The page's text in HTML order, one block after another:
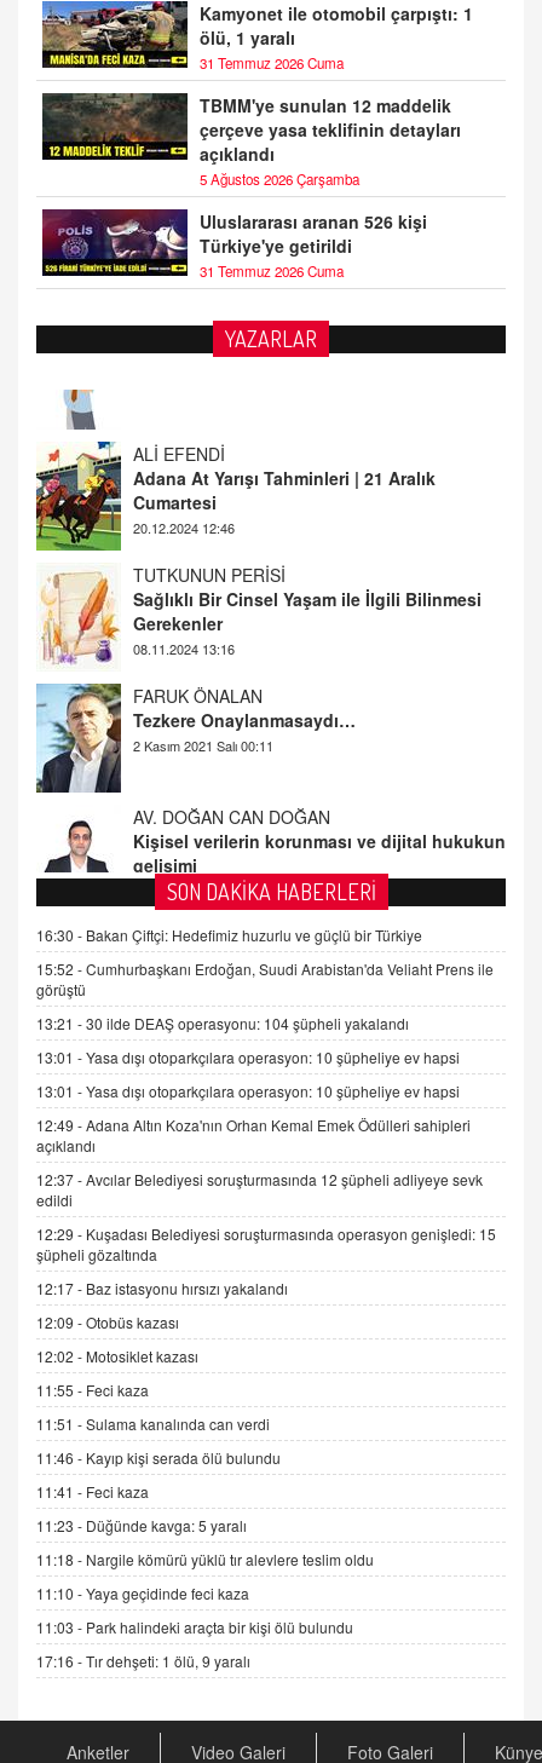
Kamyonet ile otomobil çarpıştı: 1
ölü, 1 yaralı
31 Temmuz 2026 Cuma
TBMM'ye sunulan 12 maddelik
çerçeve yasa teklifinin detayları
açıklandı
5 Ağustos 2026 Çarşamba
Uluslararası aranan 526 kişi
Türkiye'ye getirildi
31 Temmuz 2026 Cuma
YAZARLAR
Cumartesi
20.12.2024 12:46
TUTKUNUN PERİSİ
Gerekenler
08.11.2024 13:16
FARUK ÖNALAN
2 Kasım 2021 Salı 00:11
gelişimi
15.09.2025 16:17
SEHER EREK
Kış Ayları Geldi, Hangi Önlemler Alınmalı?
9.12.2025 10:11
İNCİ GÜL AKÖL
Trump Keşke Adana'yı da Ziyaret Etse...
06.07.2026 13:00
ADEM AKÖL
Sednaya
DR. EKREM ASLAN
Gerçek Ne, Algı Ne? "Beraber Yürüyoruz"
Cümlesinin Peşinden
19.07.2025 12:45
GÖNÜL MENEKŞE
Şifacının Yolu
04.11.2025 12:56
AV. RÜMEYSA ÖZKALE
Kira Uyuşmazlıklarında Dava Açmadan Önce
Arabulucuya Başvuru Şartı
23.09.2023 16:30
CAN UĞURATEŞ
Değişen yapısıyla Suriye
16.12.2024 14:16
GÜNLÜK BURÇ YORUMU
Günlük Burç Yorumu | 22 Kasım 2024: Koç,
SON DAKİKA HABERLERİ
16:30 - Bakan Çiftçi: Hedefimiz huzurlu ve güçlü bir Türkiye
15:52 -Cumhurbaşkanı Erdoğan, Suudi Arabistan'da Veliaht Prens ile
görüştü
13:21 -30 ilde DEAŞ operasyonu: 104 şüpheli yakalandı
13:01 -Yasa dışı otoparkçılara operasyon: 10 şüpheliye ev hapsi
13:01 -Yasa dışı otoparkçılara operasyon: 10 şüpheliye ev hapsi
12:49 -Adana Altın Koza'nın Orhan Kemal Emek Ödülleri sahipleri
açıklandı
12:37 -Avcılar Belediyesi soruşturmasında 12 şüpheli adliyeye sevk
edildi
12:29 - Kuşadası Belediyesi soruşturmasında operasyon genişledi: 15
şüpheli gözaltında
12:17 - Baz istasyonu hırsızı yakalandı
12:09 -Otobüs kazası
12:02 - Motosiklet kazası
11:55 - Feci kaza
11:51 -Sulama kanalında can verdi
11:46 - Kayıp kişi serada ölü bulundu
11:41 - Feci kaza
11:23 - Düğünde kavga: 5 yaralı
11:18 - Nargile kömürü yüklü tır alevlere teslim oldu
11:10 -Yaya geçidinde feci kaza
11:03 - Park halindeki araçta bir kişi ölü bulundu
17:16 -Tır dehşeti: 1 ölü, 9 yaralı
Anketler Video Galeri Foto Galeri Künye